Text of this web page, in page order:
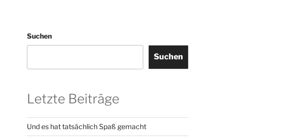
Suchen
Suchen
Letzte Beiträge
Und es hat tatsächlich Spaß gemacht